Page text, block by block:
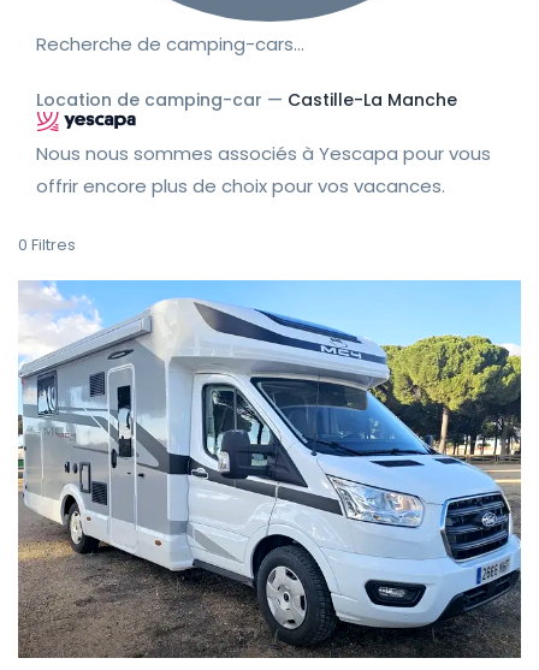
Recherche de camping-cars…
Location de camping-car — Castille-La Manche
Nous nous sommes associés à Yescapa pour vous
offrir encore plus de choix pour vos vacances.
0 Filtres